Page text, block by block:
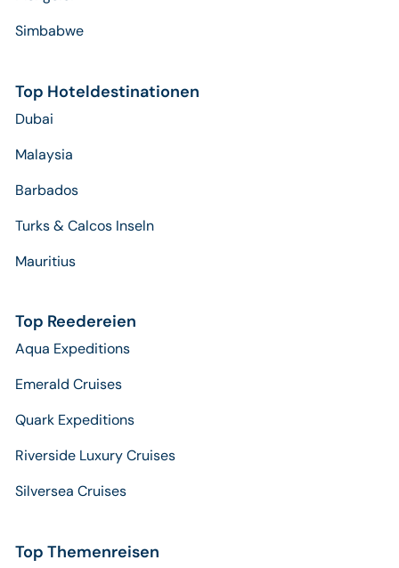
Simbabwe
Top Hoteldestinationen
Dubai
Malaysia
Barbados
Turks & Calcos Inseln
Mauritius
Top Reedereien
Aqua Expeditions
Emerald Cruises
Quark Expeditions
Riverside Luxury Cruises
Silversea Cruises
Top Themenreisen